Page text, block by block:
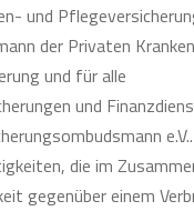
und
der Privaten
und für alle
und
die im
gegenüber einem